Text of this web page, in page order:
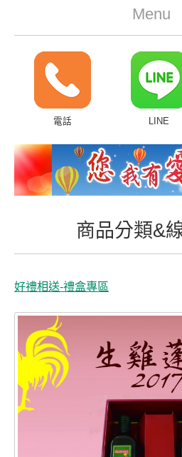
Menu
公司簡介
最新優惠
商品分類&線上購買
常見問題
客戶付費回傳
電話 LINE
商品分類&
好禮相送-禮盒專區